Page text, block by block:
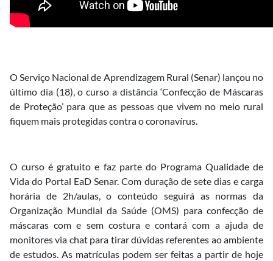
O Serviço Nacional de Aprendizagem Rural (Senar) lançou no
último dia (18), o curso a distância ‘Confecção de Máscaras
de Proteção’ para que as pessoas que vivem no meio rural
fiquem mais protegidas contra o coronavírus.
O curso é gratuito e faz parte do Programa Qualidade de
Vida do Portal EaD Senar. Com duração de sete dias e carga
horária de 2h/aulas, o conteúdo seguirá as normas da
Organização Mundial da Saúde (OMS) para confecção de
máscaras com e sem costura e contará com a ajuda de
monitores via chat para tirar dúvidas referentes ao ambiente
de estudos. As matrículas podem ser feitas a partir de hoje